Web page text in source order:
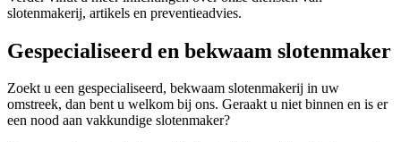
slotenmakerij, artikels en preventieadvies.
Gespecialiseerd en bekwaam slotenmaker
Zoekt u een gespecialiseerd, bekwaam slotenmakerij in uw
omstreek, dan bent u welkom bij ons. Geraakt u niet binnen en is er
een nood aan vakkundige slotenmaker?